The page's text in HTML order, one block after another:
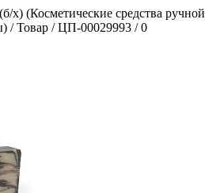
х) (Косметические средства ручной
/ Товар / ЦП-00029993 / 0